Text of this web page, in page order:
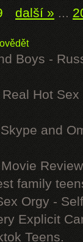
další » ...
Boys -
Hot
and
family
Orgy -
Explicit
Teens.